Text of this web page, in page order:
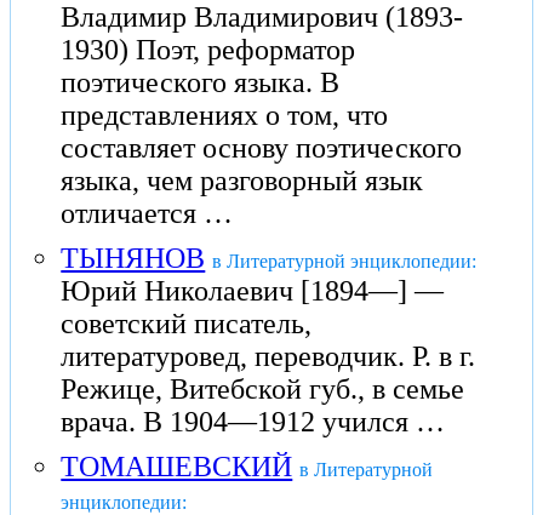
Владимир Владимирович (1893-
1930) Поэт, реформатор
поэтического языка. В
представлениях о том, что
составляет основу поэтического
языка, чем разговорный язык
отличается …
ТЫНЯНОВ в Литературной энциклопедии:
Юрий Николаевич [1894—] —
советский писатель,
литературовед, переводчик. Р. в г.
Режице, Витебской губ., в семье
врача. В 1904—1912 учился …
ТОМАШЕВСКИЙ в Литературной
энциклопедии: